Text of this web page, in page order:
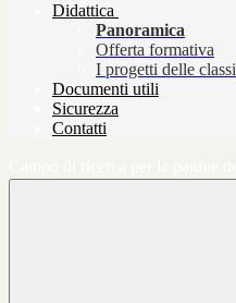
Didattica
Panoramica
Offerta formativa
I progetti delle classi
Documenti utili
Sicurezza
Contatti